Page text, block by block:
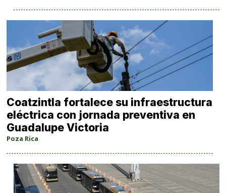
Coatzintla fortalece su infraestructura
eléctrica con jornada preventiva en
Guadalupe Victoria
Poza Rica